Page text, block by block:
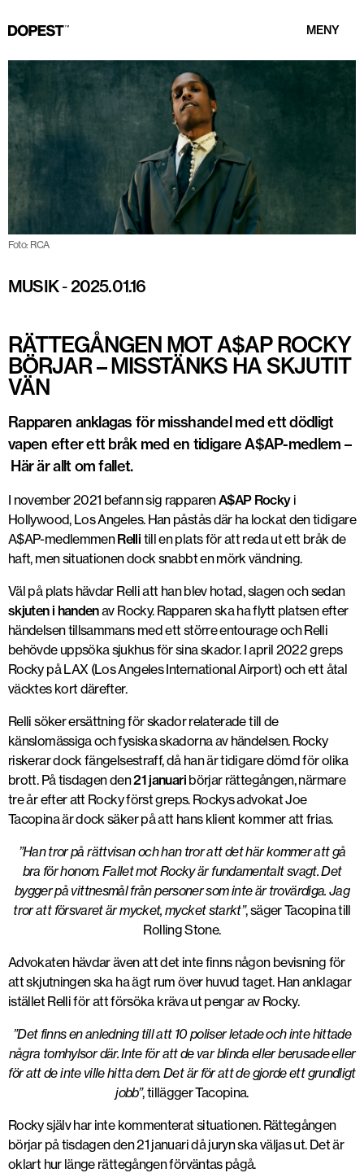
MENY
Foto: RCA
MUSIK-2025.01.16
RÄTTEGÅNGEN MOT A$AP ROCKY
BÖRJAR – MISSTÄNKS HA SKJUTIT
VÄN
Rapparen anklagas för misshandel med ett dödligt
vapen efter ett bråk med en tidigare A$AP-medlem –
Här är allt om fallet.
I november 2021 befann sig rapparenA$AP Rockyi
Hollywood, Los Angeles. Han påstås där ha lockat den tidigare
A$AP-medlemmenRelli till en plats för att reda ut ett bråk de
haft, men situationen dock snabbt en mörk vändning.
Väl på plats hävdar Relli att han blev hotad, slagen och sedan
skjuten i handenav Rocky. Rapparen ska ha flytt platsen efter
händelsen tillsammans med ett större entourage och Relli
behövde uppsöka sjukhus för sina skador. I april 2022 greps
Rocky på LAX (Los Angeles International Airport) och ett åtal
väcktes kort därefter.
Relli söker ersättning för skador relaterade till de
känslomässiga och fysiska skadorna av händelsen. Rocky
riskerar dock fängelsestraff, då han är tidigare dömd för olika
brott. På tisdagen den21 januaribörjar rättegången, närmare
tre år efter att Rocky först greps. Rockys advokat Joe
Tacopina är dock säker på att hans klient kommer att frias.
”Han tror på rättvisan och han tror att det här kommer att gå
bra för honom. Fallet mot Rocky är fundamentalt svagt. Det
bygger på vittnesmål från personer som inte är trovärdiga. Jag
tror att försvaret är mycket, mycket starkt”, säger Tacopina till
Rolling Stone.
Advokaten hävdar även att det inte finns någon bevisning för
att skjutningen ska ha ägt rum över huvud taget. Han anklagar
istället Relli för att försöka kräva ut pengar av Rocky.
”Det finns en anledning till att 10 poliser letade och inte hittade
några tomhylsor där. Inte för att de var blinda eller berusade eller
för att de inte ville hitta dem. Det är för att de gjorde ett grundligt
jobb”, tillägger Tacopina.
Rocky själv har inte kommenterat situationen. Rättegången
börjar på tisdagen den 21 januari då juryn ska väljas ut. Det är
oklart hur länge rättegången förväntas pågå.